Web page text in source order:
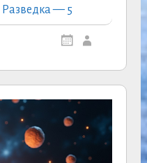
Разведка — 5